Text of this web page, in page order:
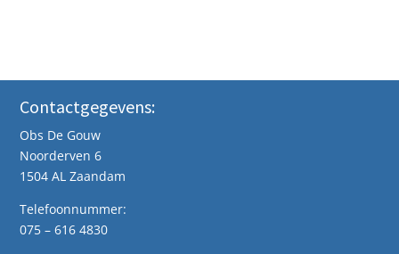
Contactgegevens:
Obs De Gouw
Noorderven 6
1504 AL Zaandam
Telefoonnummer:
075 – 616 4830